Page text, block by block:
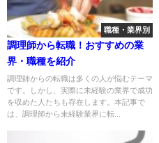
職種・業界別
調理師から転職！おすすめの業
界・職種を紹介
調理師からの転職は多くの人が悩むテーマ
です。しかし、実際に未経験の業界で成功
を収めた人たちも存在します。本記事で
は、調理師から未経験業界に転...